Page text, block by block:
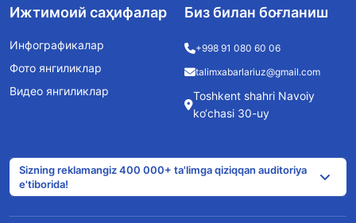
Ижтимоий саҳифалар
Инфографикалар
Фото янгиликлар
Видео янгиликлар
Биз билан боғланиш
+998 91 080 60 06
talimxabarlariuz@gmail.com
Toshkent shahri Navoiy
ko‘chasi 30-uy
Sizning reklamangiz 400 000+ ta'limga qiziqqan auditoriya
e'tiborida!